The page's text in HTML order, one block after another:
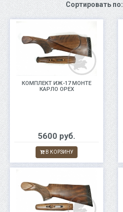
Сортировать по:
КОМПЛЕКТ ИЖ-17 МОНТЕ
КАРЛО ОРЕХ
5600 руб.
В КОРЗИНУ